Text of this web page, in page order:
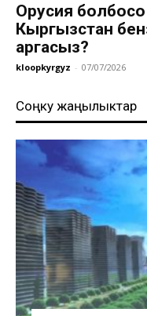
Орусия
Кыргызстан
аргасыз?
kloopkyrgyz - 07/07/2026
Соңку жаңылыктар